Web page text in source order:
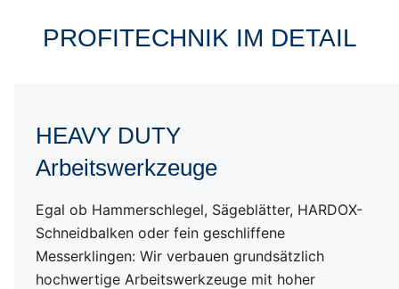
PROFITECHNIK IM DETAIL
Anti-Kavitationsventil
POWER DRIVE
Robuste Bauweise
HEAVY DUTY
Arbeitswerkzeuge
Egal ob Hammerschlegel, Sägeblätter, HARDOX-
Schneidbalken oder fein geschliffene
Messerklingen: Wir verbauen grundsätzlich
hochwertige Arbeitswerkzeuge mit hoher